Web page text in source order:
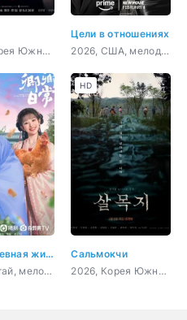
2026, Корея Южная, триллер, детектив
Цели в отношениях
2026, США, мелодрама, комедия
Повседневная жизнь в Синьчуане
2022, Китай, мелодрама, комедия
Сальмокчи
2026, Корея Южная, ужасы
HD